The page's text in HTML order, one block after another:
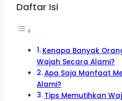
Daftar Isi
Kenapa Banyak
Wajah Secara Alami?
Apa Saja Manfaat
Alami?
Tips Memutihkan